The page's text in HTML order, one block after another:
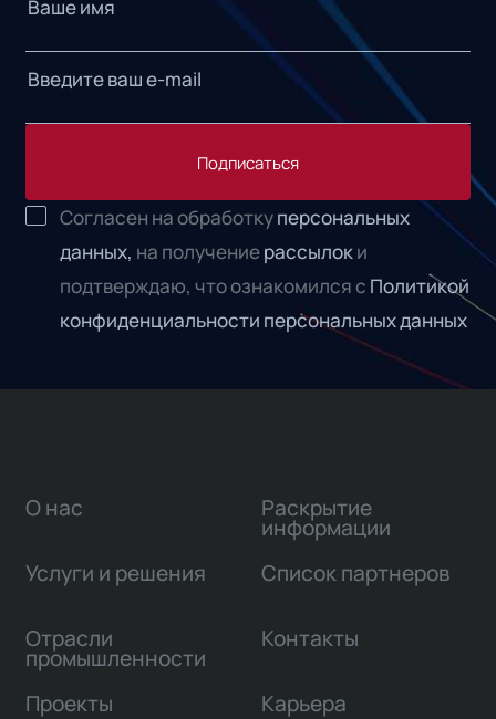
Подписаться
Согласен на обработкуперсональных
данных, на получениерассылоки
подтверждаю, что ознакомился с Политикой
конфиденциальности персональных данных
О нас
Услуги и решения
Отрасли
промышленности
Проекты
Раскрытие
информации
Список партнеров
Контакты
Карьера